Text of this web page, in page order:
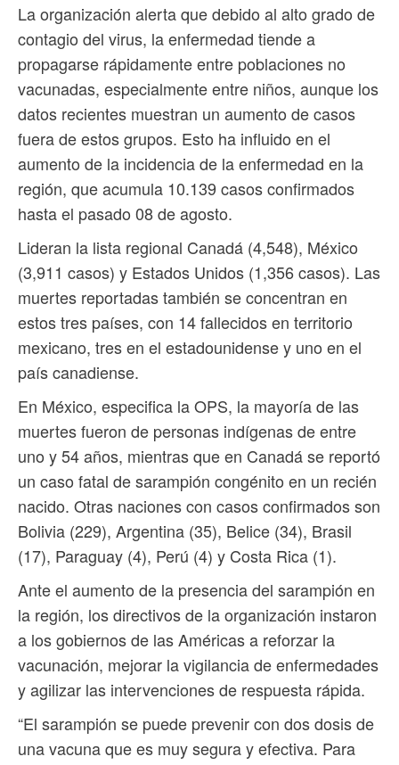
La organización alerta que debido al alto grado de
contagio del virus, la enfermedad tiende a
propagarse rápidamente entre poblaciones no
vacunadas, especialmente entre niños, aunque los
datos recientes muestran un aumento de casos
fuera de estos grupos. Esto ha influido en el
aumento de la incidencia de la enfermedad en la
región, que acumula 10.139 casos confirmados
hasta el pasado 08 de agosto.
Lideran la lista regional Canadá (4,548), México
(3,911 casos) y Estados Unidos (1,356 casos). Las
muertes reportadas también se concentran en
estos tres países, con 14 fallecidos en territorio
mexicano, tres en el estadounidense y uno en el
país canadiense.
En México, especifica la OPS, la mayoría de las
muertes fueron de personas indígenas de entre
uno y 54 años, mientras que en Canadá se reportó
un caso fatal de sarampión congénito en un recién
nacido. Otras naciones con casos confirmados son
Bolivia (229), Argentina (35), Belice (34), Brasil
(17), Paraguay (4), Perú (4) y Costa Rica (1).
Ante el aumento de la presencia del sarampión en
la región, los directivos de la organización instaron
a los gobiernos de las Américas a reforzar la
vacunación, mejorar la vigilancia de enfermedades
y agilizar las intervenciones de respuesta rápida.
“El sarampión se puede prevenir con dos dosis de
una vacuna que es muy segura y efectiva. Para